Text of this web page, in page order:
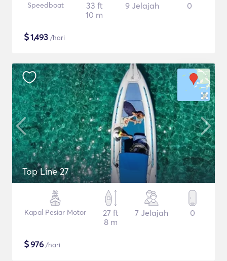
Speedboat
33 ft
10 m
9 Jelajah 0
$1,493 /hari
Top Line 27
Kapal Pesiar Motor
27 ft
8 m
7 Jelajah 0
$976 /hari